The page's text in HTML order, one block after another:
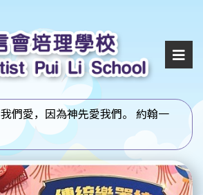
我們愛，因為神先愛我們。 約翰一